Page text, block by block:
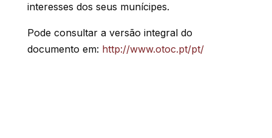
interesses dos seus munícipes.
Pode consultar a versão integral do
documento em: http://www.otoc.pt/pt/